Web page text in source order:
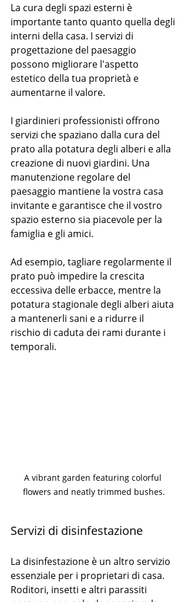
La cura degli spazi esterni è
importante tanto quanto quella degli
interni della casa. I servizi di
progettazione del paesaggio
possono migliorare l'aspetto
estetico della tua proprietà e
aumentarne il valore.
I giardinieri professionisti offrono
servizi che spaziano dalla cura del
prato alla potatura degli alberi e alla
creazione di nuovi giardini. Una
manutenzione regolare del
paesaggio mantiene la vostra casa
invitante e garantisce che il vostro
spazio esterno sia piacevole per la
famiglia e gli amici.
Ad esempio, tagliare regolarmente il
prato può impedire la crescita
eccessiva delle erbacce, mentre la
potatura stagionale degli alberi aiuta
a mantenerli sani e a ridurre il
rischio di caduta dei rami durante i
temporali.
A vibrant garden featuring colorful
flowers and neatly trimmed bushes.
Servizi di disinfestazione
La disinfestazione è un altro servizio
essenziale per i proprietari di casa.
Roditori, insetti e altri parassiti